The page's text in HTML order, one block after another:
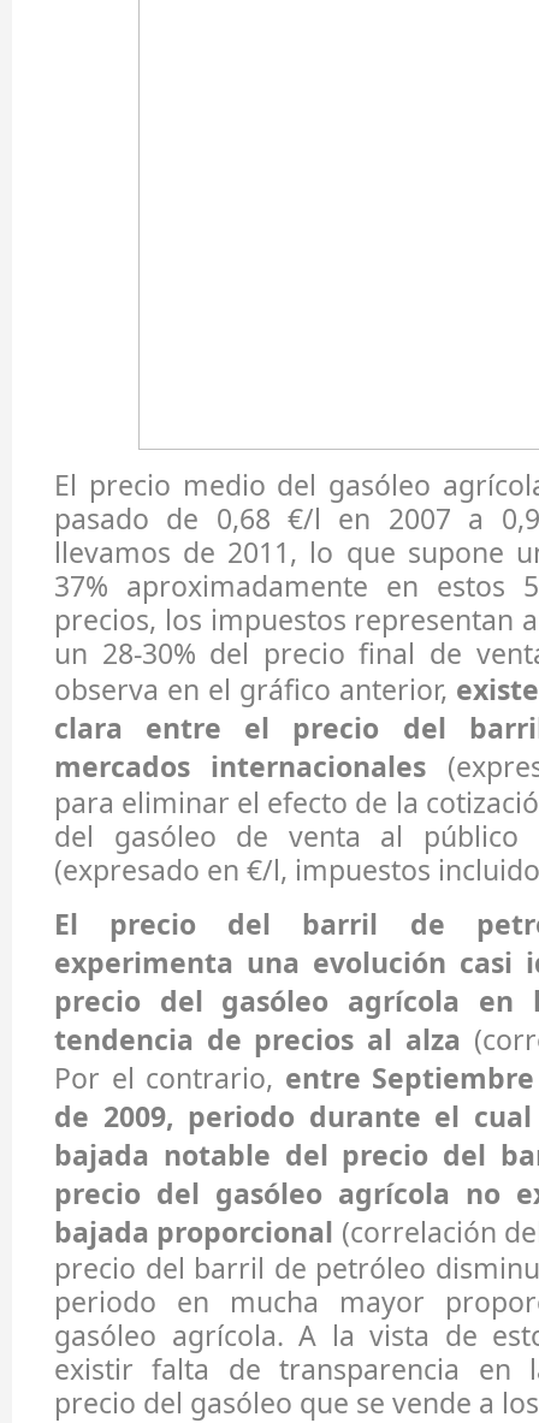
El precio medio del gasóleo
pasado de 0,68 €/l en 2007 a
llevamos de 2011, lo que supone
37% aproximadamente en estos
precios, los impuestos representan
un 28-30% del precio final de
observa en el gráfico anterior,
clara entre el precio del
mercados internacionales
para eliminar el efecto de la
del gasóleo de venta al público
(expresado en €/l, impuestos
El precio del barril de
experimenta una evolución casi
precio del gasóleo agrícola en
tendencia de precios al alza
Por el contrario, entre
de 2009, periodo durante el
bajada notable del precio del
precio del gasóleo agrícola no
bajada proporcional (correlación
precio del barril de petróleo
periodo en mucha mayor
gasóleo agrícola. A la vista de
existir falta de transparencia en
precio del gasóleo que se vende a